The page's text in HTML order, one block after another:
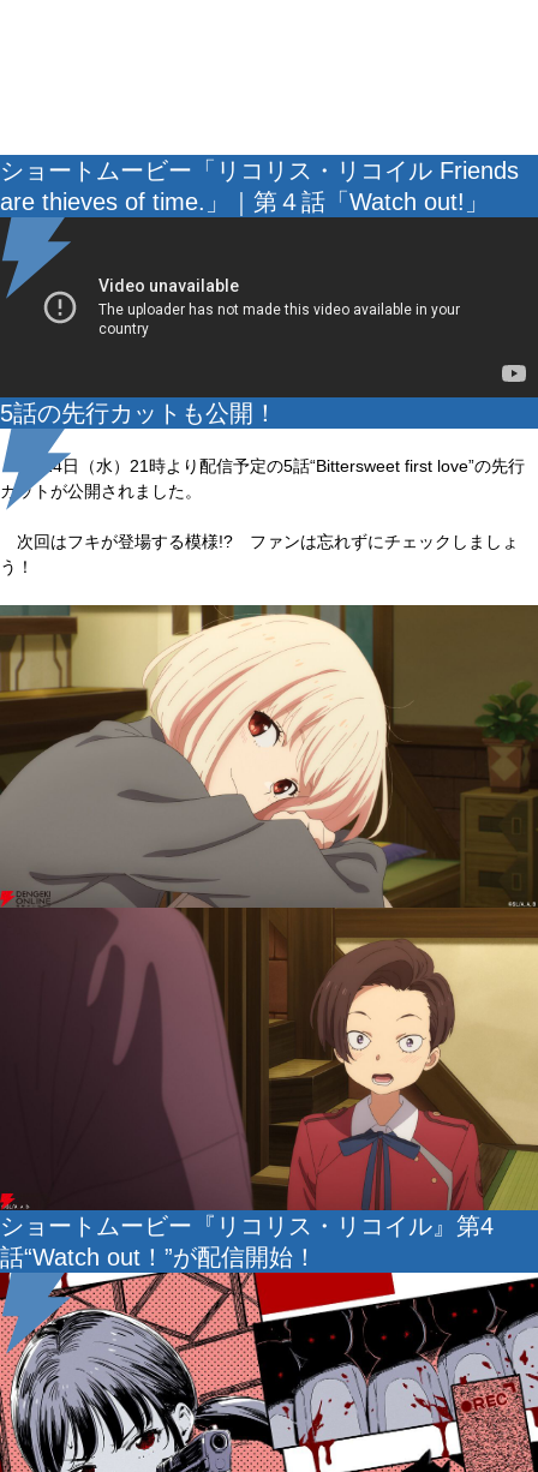
ショートムービー「リコリス・リコイル Friends
are thieves of time.」｜第４話「Watch out!」
5話の先行カットも公開！
5月14日（水）21時より配信予定の5話“Bittersweet first love”の先行
カットが公開されました。
次回はフキが登場する模様!? ファンは忘れずにチェックしましょ
う！
ショートムービー『リコリス・リコイル』第4
話“Watch out！”が配信開始！